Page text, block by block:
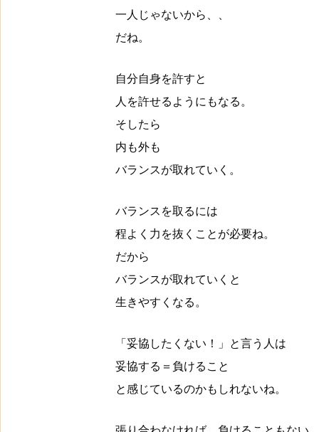
一人じゃないから、、
だね。
自分自身を許すと
人を許せるようにもなる。
そしたら
内も外も
バランスが取れていく。
バランスを取るには
程よく力を抜くことが必要ね。
だから
バランスが取れていくと
生きやすくなる。
「妥協したくない！」と言う人は
妥協する＝負けること
と感じているのかもしれないね。